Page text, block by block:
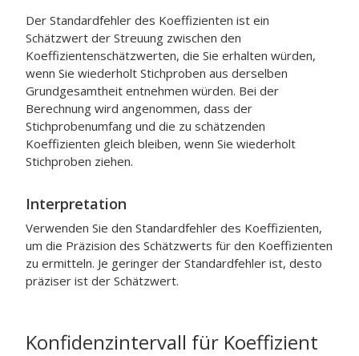
Der Standardfehler des Koeffizienten ist ein
Schätzwert der Streuung zwischen den
Koeffizientenschätzwerten, die Sie erhalten würden,
wenn Sie wiederholt Stichproben aus derselben
Grundgesamtheit entnehmen würden. Bei der
Berechnung wird angenommen, dass der
Stichprobenumfang und die zu schätzenden
Koeffizienten gleich bleiben, wenn Sie wiederholt
Stichproben ziehen.
Interpretation
Verwenden Sie den Standardfehler des Koeffizienten,
um die Präzision des Schätzwerts für den Koeffizienten
zu ermitteln. Je geringer der Standardfehler ist, desto
präziser ist der Schätzwert.
Konfidenzintervall für Koeffizient